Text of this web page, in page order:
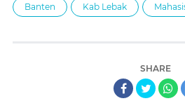
Banten Kab Lebak
SHARE